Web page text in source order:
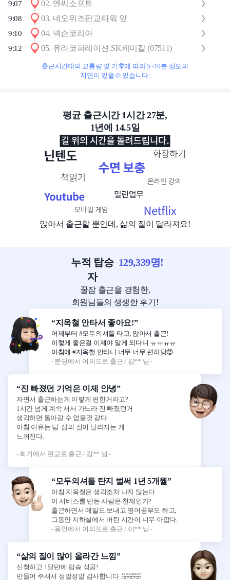
9:07 02. 엔씨소프트
9:08 03. 네오위즈판교타워 앞
9:10 04. 넥슨코리아
9:12 05. 유라코퍼레이션.SK케미칼 (07511)
출근시간대의 교통량 및 기후에 따라 5~10분 정도의
지연이 있을수 있습니다.
평균 출근시간 1시간 27분,
1년에 14.5일
앉아서 출근할 뿐인데, 삶의 질이 달라져요!
누적 탑승
자
129,339명!
꿀잠 출근을 경험한,
회원님들의 생생한 후기!
“지옥철 안타서 좋아요!”
어제부터 #모두의셔틀 타고, 앉아서 출근!
이렇게 좋은걸 이제야 알게 되다니 ㅠㅠㅠㅠ
아침에 #지옥철 안타니 너무 너무 편하당😍
- 분당에서 여의도로 출근 / 김** 님 -
“진 빠졌던 기억은 이제 안녕”
자면서 출근하는게 이렇게 편한거라고?
1시간 넘게 계속 서서 가느라 진 빠졌던거
생각하면 돌아갈 수 없을것 같다.
아침 여유는 덤. 삶의 질이 달라지는 게
느껴진다.
- 회기에서 판교로 출근 / 김** 님 -
“모두의셔틀 탄지 벌써 1년 5개월”
아침 지옥철은 생각조차 나지 않는다.
이 서비스를 만든 사람은 천재인가?
출근하면서 메일도 보내고 영어공부도 하고,
그동안 지하철에서 버린 시간이 너무 아깝다.
- 용인에서 여의도로 출근 / 이** 님 -
“삶의 질이 많이 올라간 느낌”
신청하고 1달만에 탑승 성공!
만들어 주셔서 정말정말 감사합니다 .🤣🤣🤣